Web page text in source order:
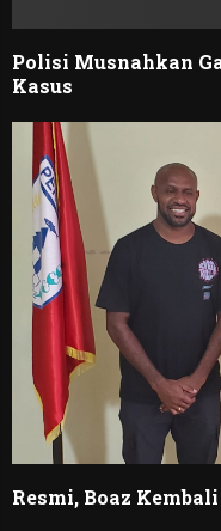
Polisi Musnahkan
Kasus
Resmi, Boaz